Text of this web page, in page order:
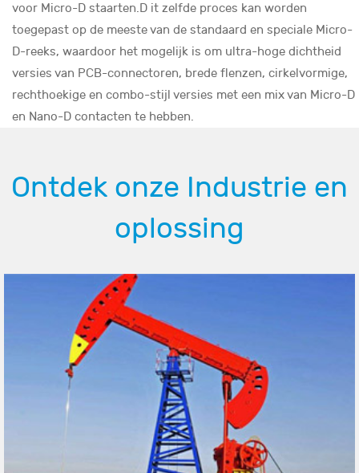
voor Micro-D staarten.D it zelfde proces kan worden
toegepast op de meeste van de standaard en speciale Micro-
D-reeks, waardoor het mogelijk is om ultra-hoge dichtheid
versies van PCB-connectoren, brede flenzen, cirkelvormige,
rechthoekige en combo-stijl versies met een mix van Micro-D
en Nano-D contacten te hebben.
Ontdek onze Industrie en
oplossing